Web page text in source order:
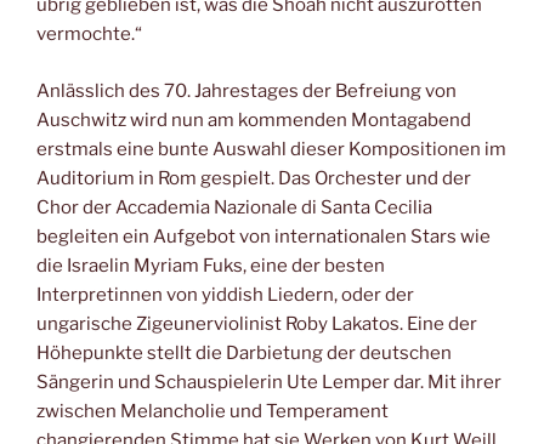
übrig geblieben ist, was die Shoah nicht auszurotten
vermochte.“
Anlässlich des 70. Jahrestages der Befreiung von
Auschwitz wird nun am kommenden Montagabend
erstmals eine bunte Auswahl dieser Kompositionen im
Auditorium in Rom gespielt. Das Orchester und der
Chor der Accademia Nazionale di Santa Cecilia
begleiten ein Aufgebot von internationalen Stars wie
die Israelin Myriam Fuks, eine der besten
Interpretinnen von yiddish Liedern, oder der
ungarische Zigeunerviolinist Roby Lakatos. Eine der
Höhepunkte stellt die Darbietung der deutschen
Sängerin und Schauspielerin Ute Lemper dar. Mit ihrer
zwischen Melancholie und Temperament